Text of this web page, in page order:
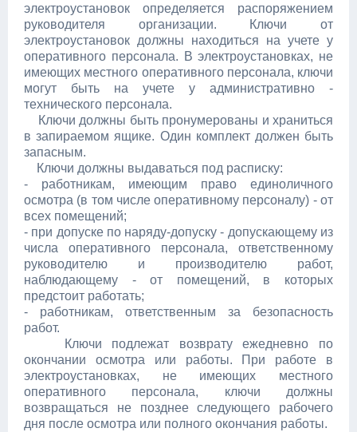
электроустановок определяется распоряжением
руководителя организации. Ключи от
электроустановок должны находиться на учете у
оперативного персонала. В электроустановках, не
имеющих местного оперативного персонала, ключи
могут быть на учете у административно -
технического персонала.
Ключи должны быть пронумерованы и храниться
в запираемом ящике. Один комплект должен быть
запасным.
Ключи должны выдаваться под расписку:
- работникам, имеющим право единоличного
осмотра (в том числе оперативному персоналу) - от
всех помещений;
- при допуске по наряду-допуску - допускающему из
числа оперативного персонала, ответственному
руководителю и производителю работ,
наблюдающему - от помещений, в которых
предстоит работать;
- работникам, ответственным за безопасность
работ.
Ключи подлежат возврату ежедневно по
окончании осмотра или работы. При работе в
электроустановках, не имеющих местного
оперативного персонала, ключи должны
возвращаться не позднее следующего рабочего
дня после осмотра или полного окончания работы.